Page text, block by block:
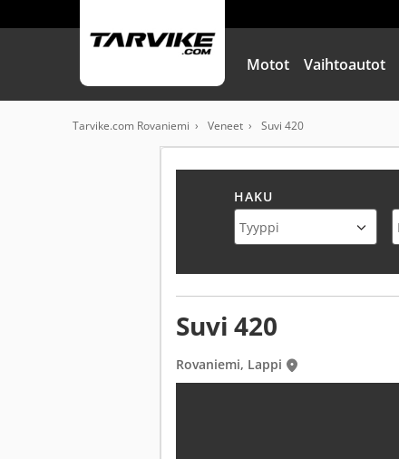
Motot Vaihtoautot
Tarvike.com Rovaniemi Veneet Suvi 420
HAKU
Suvi 420
Rovaniemi, Lappi